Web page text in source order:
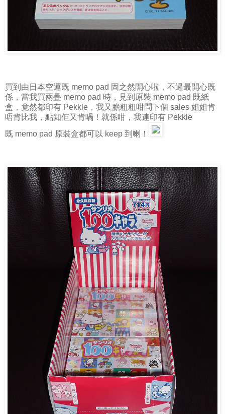
買到由日本空運既 memo pad 固之然開心啦，不過最開心既
係，當我買兩疊 memo pad 時，見到原裝 memo pad 既紙
盒，竟然都印有 Pekkle，我又膽粗粗咁問下個 sales 姐姐肯
唔肯比我，點知佢又肯喎！就係咁，我連印有 Pekkle
既 memo pad 原裝盒都可以 keep 到喇！